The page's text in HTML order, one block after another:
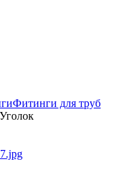
Фитинги для труб
Уголок